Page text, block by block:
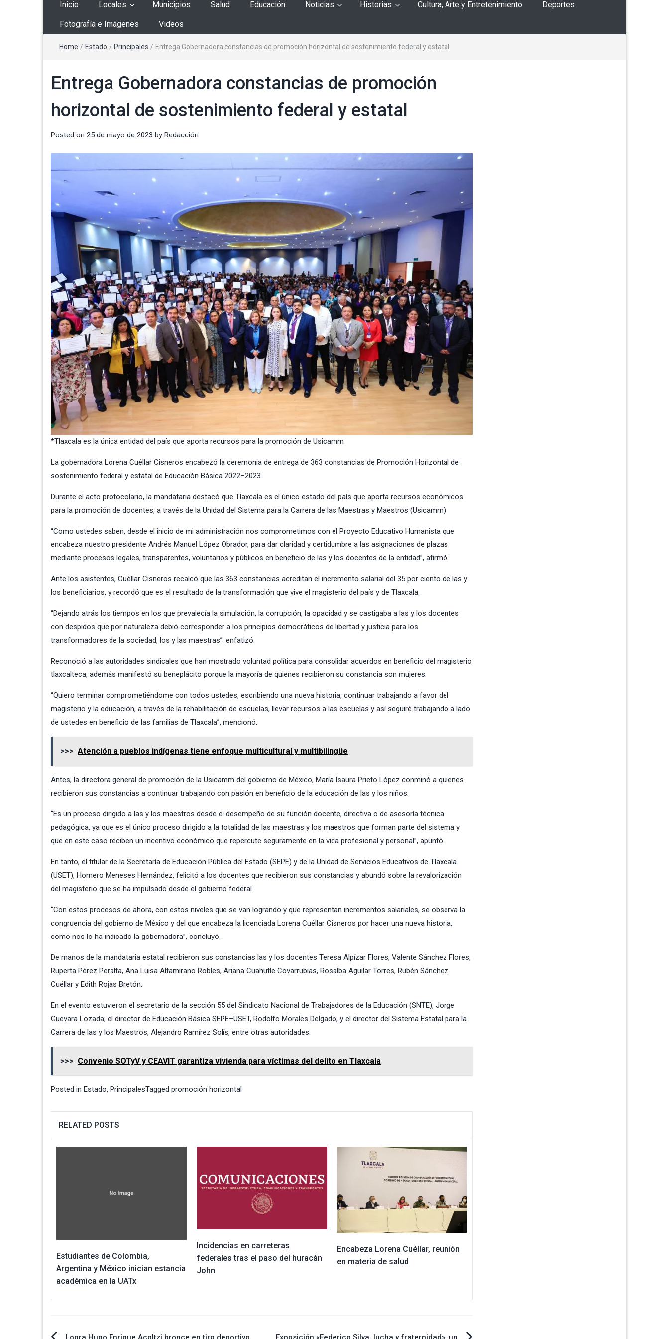
Inicio Locales Municipios Salud Educación Noticias Historias Cultura, Arte y Entretenimiento Deportes
Fotografía e Imágenes Videos
Home / Estado / Principales / Entrega Gobernadora constancias de promoción horizontal de sostenimiento federal y estatal
Entrega Gobernadora constancias de promoción
horizontal de sostenimiento federal y estatal
Posted on 25 de mayo de 2023 by Redacción
*Tlaxcala es la única entidad del país que aporta recursos para la promoción de Usicamm
La gobernadora Lorena Cuéllar Cisneros encabezó la ceremonia de entrega de 363 constancias de Promoción Horizontal de
sostenimiento federal y estatal de Educación Básica 2022–2023.
Durante el acto protocolario, la mandataria destacó que Tlaxcala es el único estado del país que aporta recursos económicos
para la promoción de docentes, a través de la Unidad del Sistema para la Carrera de las Maestras y Maestros (Usicamm)
“Como ustedes saben, desde el inicio de mi administración nos comprometimos con el Proyecto Educativo Humanista que
encabeza nuestro presidente Andrés Manuel López Obrador, para dar claridad y certidumbre a las asignaciones de plazas
mediante procesos legales, transparentes, voluntarios y públicos en beneficio de las y los docentes de la entidad”, afirmó.
Ante los asistentes, Cuéllar Cisneros recalcó que las 363 constancias acreditan el incremento salarial del 35 por ciento de las y
los beneficiarios, y recordó que es el resultado de la transformación que vive el magisterio del país y de Tlaxcala.
“Dejando atrás los tiempos en los que prevalecía la simulación, la corrupción, la opacidad y se castigaba a las y los docentes
con despidos que por naturaleza debió corresponder a los principios democráticos de libertad y justicia para los
transformadores de la sociedad, los y las maestras”, enfatizó.
Reconoció a las autoridades sindicales que han mostrado voluntad política para consolidar acuerdos en beneficio del magisterio
tlaxcalteca, además manifestó su beneplácito porque la mayoría de quienes recibieron su constancia son mujeres.
“Quiero terminar comprometiéndome con todos ustedes, escribiendo una nueva historia, continuar trabajando a favor del
magisterio y la educación, a través de la rehabilitación de escuelas, llevar recursos a las escuelas y así seguiré trabajando a lado
de ustedes en beneficio de las familias de Tlaxcala”, mencionó.
>>> Atención a pueblos indígenas tiene enfoque multicultural y multibilingüe
Antes, la directora general de promoción de la Usicamm del gobierno de México, María Isaura Prieto López conminó a quienes
recibieron sus constancias a continuar trabajando con pasión en beneficio de la educación de las y los niños.
“Es un proceso dirigido a las y los maestros desde el desempeño de su función docente, directiva o de asesoría técnica
pedagógica, ya que es el único proceso dirigido a la totalidad de las maestras y los maestros que forman parte del sistema y
que en este caso reciben un incentivo económico que repercute seguramente en la vida profesional y personal”, apuntó.
En tanto, el titular de la Secretaría de Educación Pública del Estado (SEPE) y de la Unidad de Servicios Educativos de Tlaxcala
(USET), Homero Meneses Hernández, felicitó a los docentes que recibieron sus constancias y abundó sobre la revalorización
del magisterio que se ha impulsado desde el gobierno federal.
“Con estos procesos de ahora, con estos niveles que se van logrando y que representan incrementos salariales, se observa la
congruencia del gobierno de México y del que encabeza la licenciada Lorena Cuéllar Cisneros por hacer una nueva historia,
como nos lo ha indicado la gobernadora”, concluyó.
De manos de la mandataria estatal recibieron sus constancias las y los docentes Teresa Alpízar Flores, Valente Sánchez Flores,
Ruperta Pérez Peralta, Ana Luisa Altamirano Robles, Ariana Cuahutle Covarrubias, Rosalba Aguilar Torres, Rubén Sánchez
Cuéllar y Edith Rojas Bretón.
En el evento estuvieron el secretario de la sección 55 del Sindicato Nacional de Trabajadores de la Educación (SNTE), Jorge
Guevara Lozada; el director de Educación Básica SEPE–USET, Rodolfo Morales Delgado; y el director del Sistema Estatal para la
Carrera de las y los Maestros, Alejandro Ramírez Solís, entre otras autoridades.
>>> Convenio SOTyV y CEAVIT garantiza vivienda para víctimas del delito en Tlaxcala
Posted in Estado, PrincipalesTagged promoción horizontal
RELATED POSTS
Estudiantes de Colombia,
Argentina y México inician estancia
académica en la UATx
Incidencias en carreteras
federales tras el paso del huracán
John
Encabeza Lorena Cuéllar, reunión
en materia de salud